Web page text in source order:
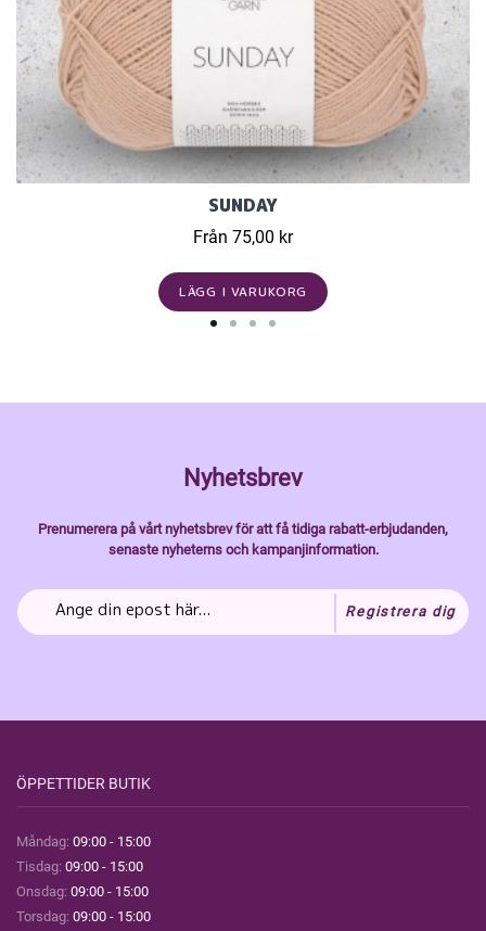
SUNDAY
Från 75,00 kr
LÄGG I VARUKORG
Nyhetsbrev
Prenumerera på vårt nyhetsbrev för att få tidiga rabatt-erbjudanden,
senaste nyheterns och kampanjinformation.
Registrera dig
ÖPPETTIDER BUTIK
Måndag: 09:00 - 15:00
Tisdag: 09:00 - 15:00
Onsdag: 09:00 - 15:00
Torsdag: 09:00 - 15:00